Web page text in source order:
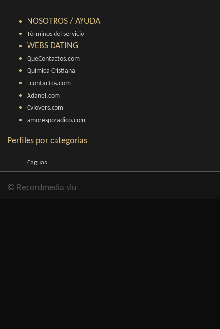
NOSOTROS / AYUDA
Términos del servicio
WEBS DATING
QueContactos.com
Quimica Cristiana
Lcontactos.com
Adanel.com
Cvlovers.com
amoresporadico.com
Perfiles por categorias
Caguas
© Recordmedia slu